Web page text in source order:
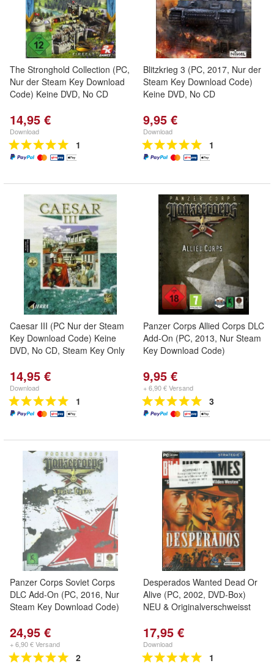
The Stronghold Collection (PC,
Nur der Steam Key Download
Code) Keine DVD, No CD
14,95 €
Download
1
Blitzkrieg 3 (PC, 2017, Nur der
Steam Key Download Code)
Keine DVD, No CD
9,95 €
Download
1
Caesar III (PC Nur der Steam
Key Download Code) Keine
DVD, No CD, Steam Key Only
14,95 €
Download
1
Panzer Corps Allied Corps DLC
Add-On (PC, 2013, Nur Steam
Key Download Code)
9,95 €
+ 6,90 € Versand
3
Panzer Corps Soviet Corps
DLC Add-On (PC, 2016, Nur
Steam Key Download Code)
24,95 €
+ 6,90 € Versand
2
Desperados Wanted Dead Or
Alive (PC, 2002, DVD-Box)
NEU & Originalverschweisst
17,95 €
Download
1